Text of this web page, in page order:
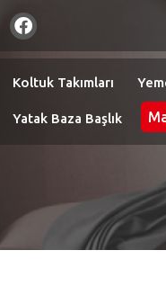
Koltuk Takımları
Yatak Baza Başlık